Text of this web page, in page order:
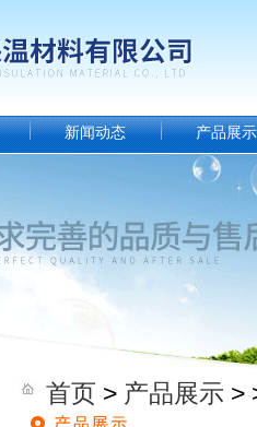
新闻动态 产品展示
首页 > 产品展示 >